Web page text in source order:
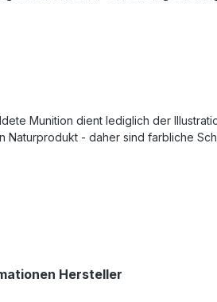
Munition dient lediglich der
Naturprodukt - daher sind farbliche
Hersteller